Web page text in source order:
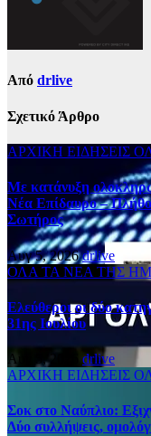
Από drlive
Σχετικό Άρθρο
ΑΡΧΙΚΗ ΕΙΔΗΣΕΙΣ
Με κατάνυξη
Νέα Επίδαυρο –
Σωτήρος
Αυγ 5, 2026drlive
ΟΛΑ ΤΑ ΝΕΑ ΤΗΣ
Ελεύθεροι οι δύο
31ης Ιουλίου
Αυγ 5, 2026 drlive
ΑΡΧΙΚΗ ΕΙΔΗΣΕΙΣ
Σοκ στο Ναύπλιο:
Δύο συλλήψεις,